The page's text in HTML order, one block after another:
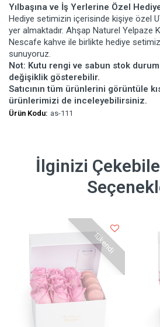
Yılbaşına ve İş Yerlerine Özel
Hediye setimizin içerisinde kişiye özel
yer almaktadır. Ahşap Naturel Yelpaze
Nescafe kahve ile birlikte hediye
sunuyoruz.
Not: Kutu rengi ve sabun stok
değişiklik gösterebilir.
Satıcının tüm ürünlerini görüntüle
ürünlerimizi de inceleyebilirsiniz.
Ürün Kodu: as-111
İlginizi
Tükendi